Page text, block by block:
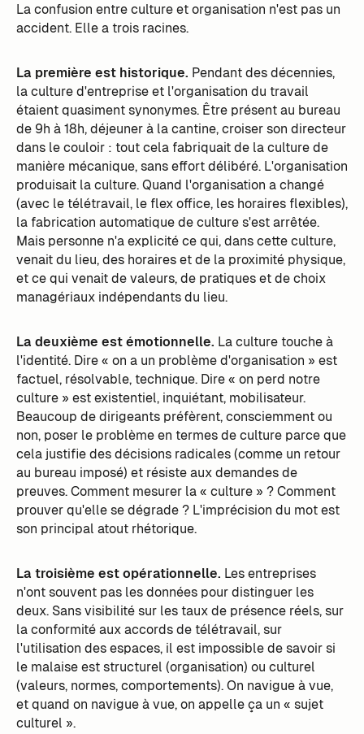
La confusion entre culture et organisation n'est pas un
accident. Elle a trois racines.
La première est historique. Pendant des décennies,
la culture d'entreprise et l'organisation du travail
étaient quasiment synonymes. Être présent au bureau
de 9h à 18h, déjeuner à la cantine, croiser son directeur
dans le couloir : tout cela fabriquait de la culture de
manière mécanique, sans effort délibéré. L'organisation
produisait la culture. Quand l'organisation a changé
(avec le télétravail, le flex office, les horaires flexibles),
la fabrication automatique de culture s'est arrêtée.
Mais personne n'a explicité ce qui, dans cette culture,
venait du lieu, des horaires et de la proximité physique,
et ce qui venait de valeurs, de pratiques et de choix
managériaux indépendants du lieu.
La deuxième est émotionnelle. La culture touche à
l'identité. Dire « on a un problème d'organisation » est
factuel, résolvable, technique. Dire « on perd notre
culture » est existentiel, inquiétant, mobilisateur.
Beaucoup de dirigeants préfèrent, consciemment ou
non, poser le problème en termes de culture parce que
cela justifie des décisions radicales (comme un retour
au bureau imposé) et résiste aux demandes de
preuves. Comment mesurer la « culture » ? Comment
prouver qu'elle se dégrade ? L'imprécision du mot est
son principal atout rhétorique.
La troisième est opérationnelle. Les entreprises
n'ont souvent pas les données pour distinguer les
deux. Sans visibilité sur les taux de présence réels, sur
la conformité aux accords de télétravail, sur
l'utilisation des espaces, il est impossible de savoir si
le malaise est structurel (organisation) ou culturel
(valeurs, normes, comportements). On navigue à vue,
et quand on navigue à vue, on appelle ça un « sujet
culturel ».